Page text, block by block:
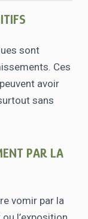
sont
Ces
avoir
sans
PAR LA
vomir par la